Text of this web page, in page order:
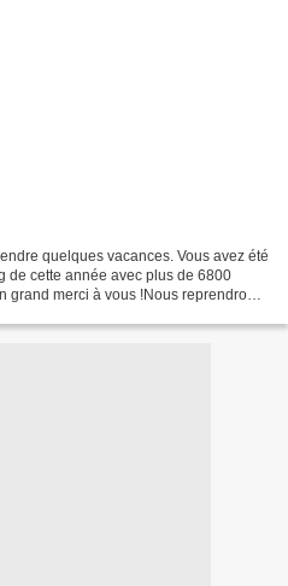
quelques vacances. Vous avez été
de cette année avec plus de 6800
merci à vous !Nous reprendrons